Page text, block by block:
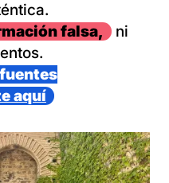
falsa,
ni
fuentes
aquí